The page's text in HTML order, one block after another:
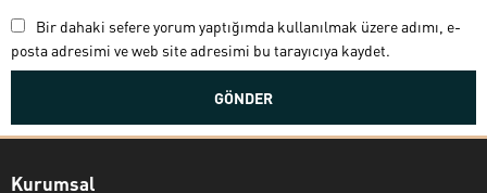
Bir dahaki sefere yorum yaptığımda kullanılmak üzere adımı, e-
posta adresimi ve web site adresimi bu tarayıcıya kaydet.
Kurumsal